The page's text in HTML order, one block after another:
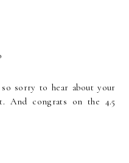
sorry to hear about your
And congrats on the 4.5